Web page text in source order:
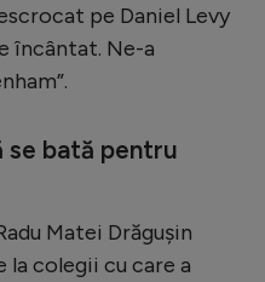
pe Daniel Levy
încântat. Ne-a
se bată pentru
Matei Drăgușin
la colegii cu care a